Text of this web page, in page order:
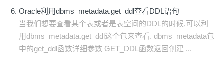
Oracle利用dbms_metadata.get_ddl查看DDL语句
当我们想要查看某个表或者是表空间的DDL的时候,可以利
用dbms_metadata.get_ddl这个包来查看. dbms_metadata包
中的get_ddl函数详细参数 GET_DDL函数返回创建 ...